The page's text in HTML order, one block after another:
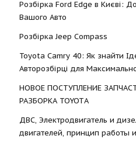
Розбірка Ford Edge в Києві:
Вашого Авто
Розбірка Jeep Compass
Toyota Camry 40: Як знайти
Авторозбірці для
НОВОЕ ПОСТУПЛЕНИЕ
РАЗБОРКА TOYOTА
ДВС, Электродвигатель и
двигателей, принцип работы